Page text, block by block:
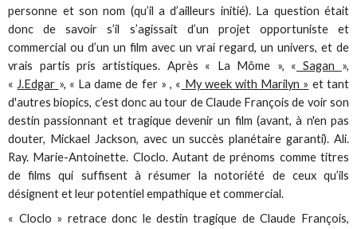
personne et son nom (qu’il a d’ailleurs initié). La question était
donc de savoir s’il s’agissait d’un projet opportuniste et
commercial ou d’un un film avec un vrai regard, un univers, et de
vrais partis pris artistiques. Après « La Môme », « Sagan »,
« J.Edgar », « La dame de fer » , « My week with Marilyn » et tant
d'autres biopics, c’est donc au tour de Claude François de voir son
destin passionnant et tragique devenir un film (avant, à n'en pas
douter, Mickael Jackson, avec un succès planétaire garanti). Ali.
Ray. Marie-Antoinette. Cloclo. Autant de prénoms comme titres
de films qui suffisent à résumer la notoriété de ceux qu’ils
désignent et leur potentiel empathique et commercial.
« Cloclo » retrace donc le destin tragique de Claude François,